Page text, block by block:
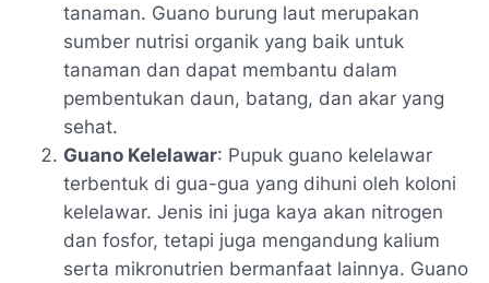
tanaman. Guano burung laut merupakan
sumber nutrisi organik yang baik untuk
tanaman dan dapat membantu dalam
pembentukan daun, batang, dan akar yang
sehat.
Guano Kelelawar: Pupuk guano kelelawar
terbentuk di gua-gua yang dihuni oleh koloni
kelelawar. Jenis ini juga kaya akan nitrogen
dan fosfor, tetapi juga mengandung kalium
serta mikronutrien bermanfaat lainnya. Guano